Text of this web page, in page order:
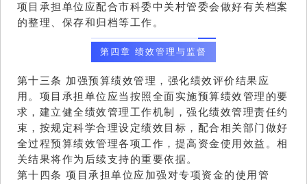
项目承担单位应配合市科委中关村管委会做好有关档案
的整理、保存和归档等工作。
第四章 绩效管理与监督
第十三条 加强预算绩效管理，强化绩效评价结果应
用。项目承担单位应当按照全面实施预算绩效管理的要
求，建立健全绩效管理工作机制，强化绩效管理责任约
束，按规定科学合理设定绩效目标，配合相关部门做好
全过程预算绩效管理各项工作，提高资金使用效益。相
关结果将作为后续支持的重要依据。
第十四条 项目承担单位应加强对专项资金的使用管